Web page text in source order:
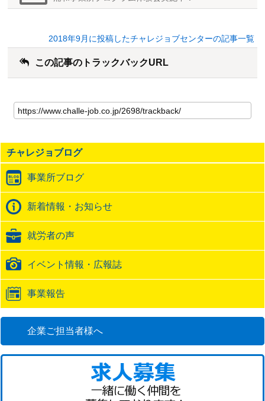
2018年9月に投稿したチャレジョブセンターの記事一覧
この記事のトラックバックURL
の
記
の
ト
ッ
ク
バ
ッ
URL
チャレジョブログ
事業所ブログ
新着情報・お知らせ
就労者の声
イベント情報・広報誌
事業報告
企業ご担当者様へ